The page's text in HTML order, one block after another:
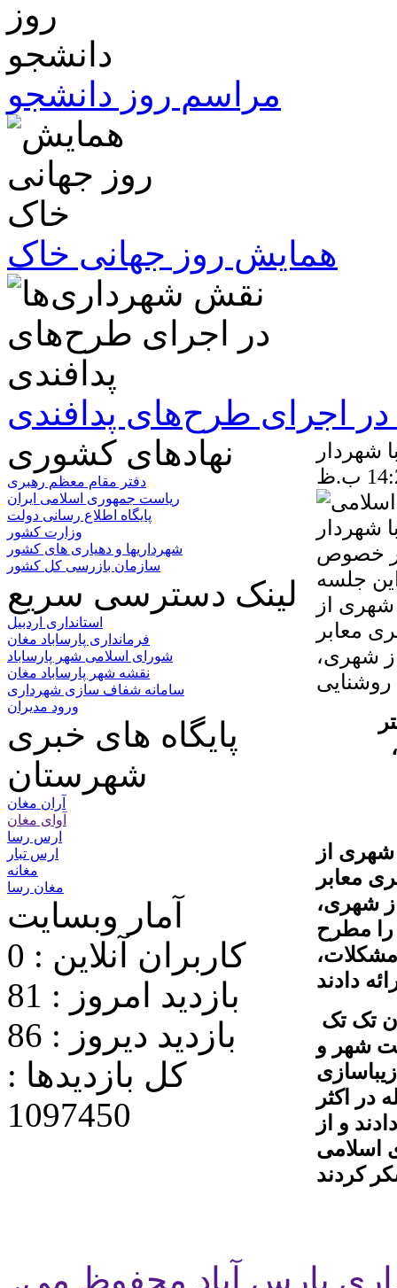
مراسم روز دانشجو
همایش روز جهانی خاک
اجرای طرح‌های پدافندی
شهردار
در خصوص
جلسه
از
معابر
شهری،
از
معابر
شهری،
را مطرح
دادند
شهر و
در اکثر
و از
اسلامی
کردند
نهادهای کشوری
دفتر مقام معظم رهبری
ریاست جمهوری اسلامی ایران
پایگاه اطلاع رسانی دولت
وزارت کشور
شهرداریها و دهیاری های کشور
سازمان بازرسی کل کشور
لینک دسترسی سریع
استانداری اردبیل
فرمانداری پارساباد مغان
شورای اسلامی شهر پارساباد
نقشه شهر پارساباد مغان
سامانه شفاف سازی شهرداری
ورود مدیران
پایگاه های خبری
شهرستان
آران مغان
آوای مغان
ارس رسا
ارس تبار
مغانه
مغان رسا
آمار وبسایت
کاربران آنلاین : 0
بازدید امروز : 81
بازدید دیروز : 86
کل بازدیدها :
1097450
.تمامی حقوق برای پایگاه شهرداری پارس آباد محفوظ می